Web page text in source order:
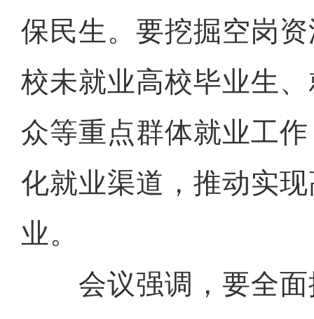
保民生。要挖掘空岗
校未就业高校毕业生
众等重点群体就业工
化就业渠道，推动实
业。
会议强调，要全面